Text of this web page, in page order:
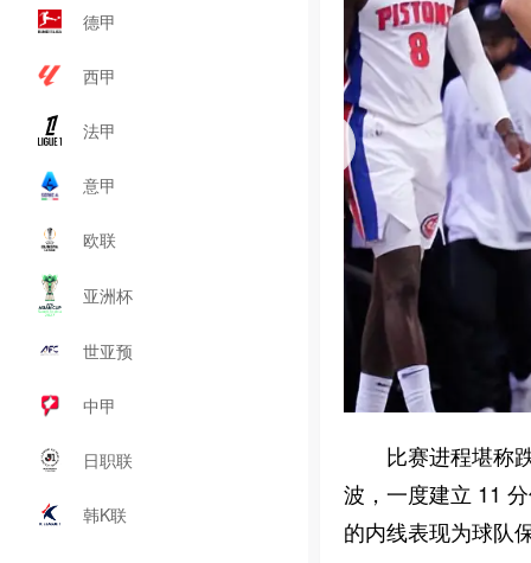
德甲
西甲
法甲
意甲
欧联
亚洲杯
世亚预
中甲
日职联
韩K联
比赛进程堪称
波，一度建立 11
的内线表现为球队